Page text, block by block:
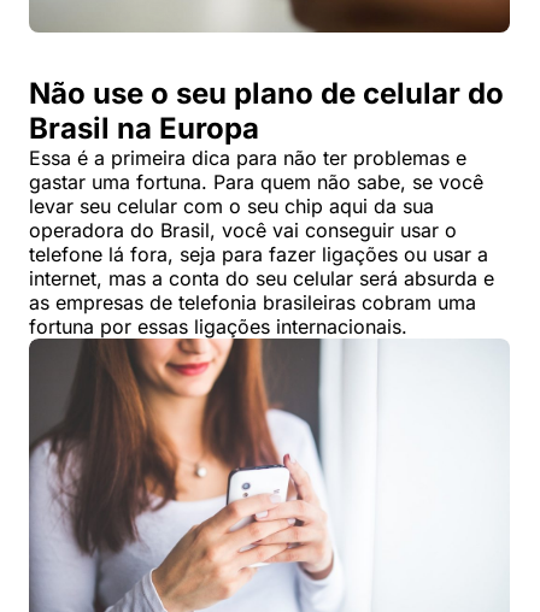
Não use o seu plano de celular do
Brasil na Europa
Essa é a primeira dica para não ter problemas e
gastar uma fortuna. Para quem não sabe, se você
levar seu celular com o seu chip aqui da sua
operadora do Brasil, você vai conseguir usar o
telefone lá fora, seja para fazer ligações ou usar a
internet, mas a conta do seu celular será absurda e
as empresas de telefonia brasileiras cobram uma
fortuna por essas ligações internacionais.